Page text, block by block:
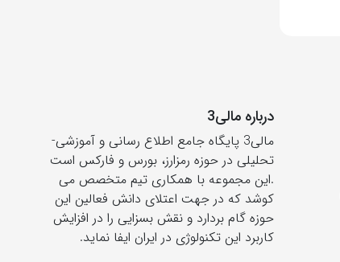
درباره مالی3
مالی3 پایگاه جامع اطلاع رسانی و آموزشی-
تحلیلی در حوزه رمزارز، بورس و فارکس است
.این مجموعه با همکاری تیم متخصص می
کوشد که در جهت اعتلای دانش فعالین این
حوزه گام بردارد و نقش بسزایی را در افزایش
کاربرد این تکنولوژی در ایران ایفا نماید.